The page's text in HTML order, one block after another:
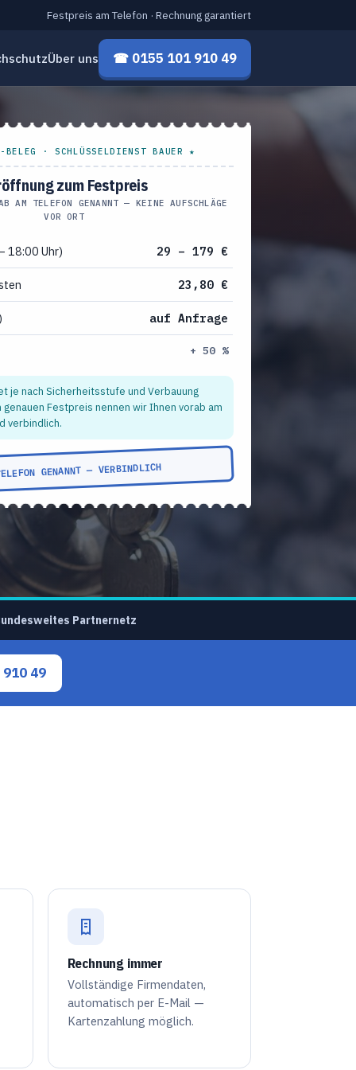
Festpreis am Telefon · Rechnung garantiert
Über uns ☎ 0155 101 910 49
· SCHLÜSSELDIENST BAUER ★
zum Festpreis
AM TELEFON GENANNT — KEINE AUFSCHLÄGE
VOR ORT
18:00 Uhr) 29 – 179 €
23,80 €
auf Anfrage
+ 50 %
je nach Sicherheitsstufe und Verbauung
Festpreis nennen wir Ihnen vorab am
verbindlich.
GENANNT — VERBINDLICH
Partnernetz
49
Rechnung immer
Vollständige Firmendaten,
automatisch per E-Mail —
Kartenzahlung möglich.